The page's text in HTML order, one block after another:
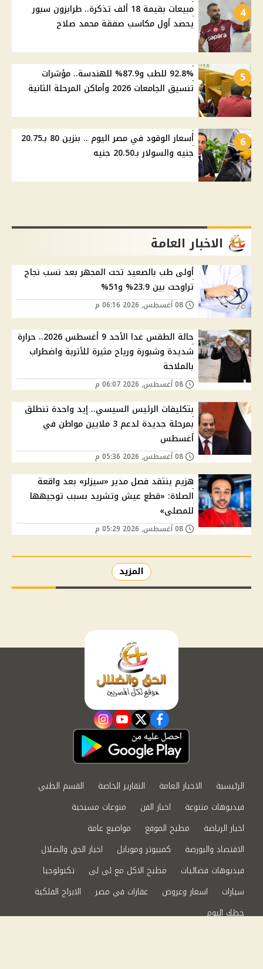
4
مبيعات بقيمة 18 ألف تذكرة.. طرابزون سبور
يحصد أول مكاسب صفقة محمد صلاح
5
92.8% للطب و87.9% للهندسة.. مؤشرات
تنسيق الجامعات 2026 وأماكن المرحلة الثانية
6
أسعار الوقود في مصر اليوم .. بنزين 80 بـ20.75
جنيه والسولار بـ20.50 جنيه
الاخبار العامة
أولى طب بالصعيد تحت المجهر بعد نسب نجاح
تراوحت بين 23.9% و51%
حالة الطقس غدا الأحد 9 أغسطس 2026.. حرارة
شديدة وشبورة ورياح مثيرة للأتربة واضطراب
بالملاحة
بتكليفات الرئيس السيسي.. إيد واحدة تنطلق
بمرحلة جديدة لدعم 3 ملايين مواطن في
أغسطس
هزيم ينتقد فصل مدير «سيزلر» بعد واقعة
الصلاة: «قطع عيش وتشريد بسبب توجيهها
للمصلى»
المزيد
facebook
twitter
youtube
instagram
الرئيسية الاخبار العامة التقارير الخاصة
القسم الطبي
فيديوهات متنوعة
اخبار الفن
منوعات مسيحية
اخبار الرياضة
مطبخ الموقع
مواضيع عامة
الاقتصاد والبورصة
كمبيوتر وموبايل
اخبار الحق والضلال
فيديوهات فضائيات
مطبخ الاكل مع لى لى
تكنولوجيا
سيارات
اسعار وعروض عقارات في مصر
الابراج الفلكية
حظك اليوم